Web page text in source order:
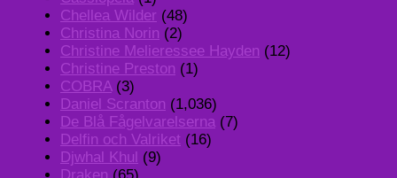
Chellea Wilder (48)
Christina Norin (2)
Christine Melieressee Hayden (12)
Christine Preston (1)
COBRA(3)
Daniel Scranton (1,036)
De Blå Fågelvarelserna (7)
Delfin och Valriket (16)
Djwhal Khul (9)